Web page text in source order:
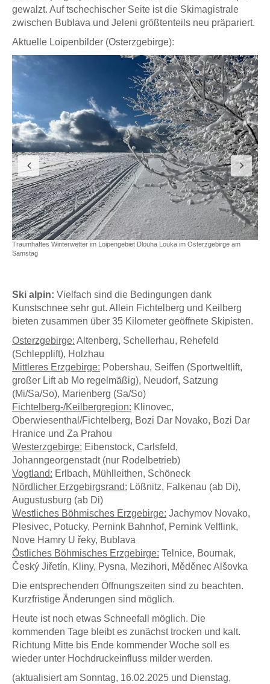
gewalzt. Auf tschechischer Seite ist die Skimagistrale
zwischen Bublava und Jeleni größtenteils neu präpariert.
Aktuelle Loipenbilder (Osterzgebirge):
Traumhaftes Winterwetter im Loipengebiet Dlouha Louka im Osterzgebirge am
Samstag
Ski alpin: Vielfach sind die Bedingungen dank
Kunstschnee sehr gut. Allein Fichtelberg und Keilberg
bieten zusammen über 35 Kilometer geöffnete Skipisten.
Osterzgebirge: Altenberg, Schellerhau, Rehefeld
(Schlepplift), Holzhau
Mittleres Erzgebirge: Pobershau, Seiffen (Sportweltlift,
großer Lift ab Mo regelmäßig), Neudorf, Satzung
(Mi/Sa/So), Marienberg (Sa/So)
Fichtelberg-/Keilbergregion: Klinovec,
Oberwiesenthal/Fichtelberg, Bozi Dar Novako, Bozi Dar
Hranice und Za Prahou
Westerzgebirge: Eibenstock, Carlsfeld,
Johanngeorgenstadt (nur Rodelbetrieb)
Vogtland: Erlbach, Mühlleithen, Schöneck
Nördlicher Erzgebirgsrand: Lößnitz, Falkenau (ab Di),
Augustusburg (ab Di)
Westliches Böhmisches Erzgebirge: Jachymov Novako,
Plesivec, Potucky, Pernink Bahnhof, Pernink Velflink,
Nove Hamry U řeky, Bublava
Östliches Böhmisches Erzgebirge: Telnice, Bournak,
Český Jiřetín, Kliny, Pysna, Mezihori, Měděnec Alšovka
Die entsprechenden Öffnungszeiten sind zu beachten.
Kurzfristige Änderungen sind möglich.
Heute ist noch etwas Schneefall möglich. Die
kommenden Tage bleibt es zunächst trocken und kalt.
Richtung Mitte bis Ende kommender Woche soll es
wieder unter Hochdruckeinfluss milder werden.
(aktualisiert am Sonntag, 16.02.2025 und Dienstag,